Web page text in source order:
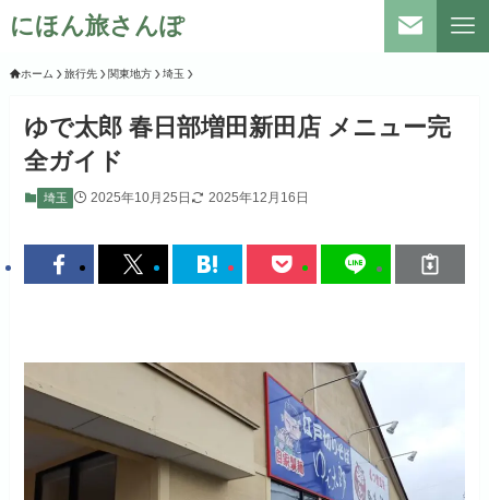
にほん旅さんぽ
ホーム 旅行先 関東地方 埼玉
ゆで太郎 春日部増田新田店 メニュー完
全ガイド
埼玉 2025年10月25日 2025年12月16日